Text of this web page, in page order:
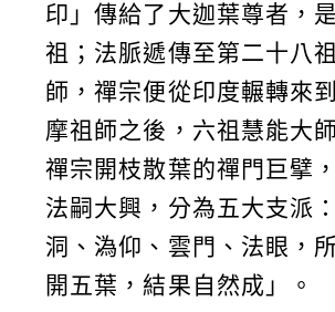
印」傳給了大迦葉尊者，
祖；法脈遞傳至第二十八
師，禪宗便從印度輾轉來
摩祖師之後，六祖慧能大
禪宗開枝散葉的禪門巨擘
法嗣大興，分為五大支派
洞、溈仰、雲門、法眼，
開五葉，結果自然成」。